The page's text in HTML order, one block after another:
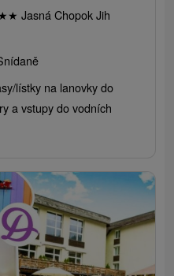
★ Jasná Chopok Jih
lístky na lanovky do
a vstupy do vodních